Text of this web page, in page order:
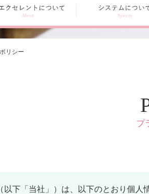
リシー
プ
以下「当社」）は、以下のとおり個